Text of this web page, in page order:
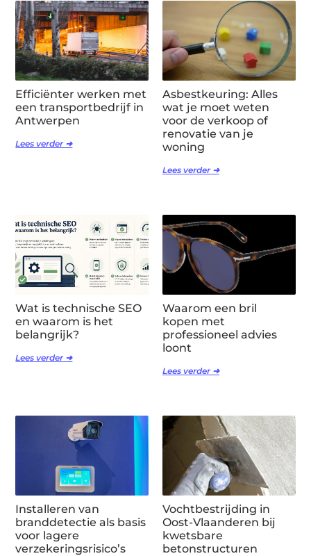
Efficiënter werken met
een transportbedrijf in
Antwerpen
Lees verder ➜
Asbestkeuring: Alles
wat je moet weten
voor de verkoop of
renovatie van je
woning
Lees verder ➜
Wat is technische SEO
en waarom is het
belangrijk?
Lees verder ➜
Waarom een bril
kopen met
professioneel advies
loont
Lees verder ➜
Installeren van
branddetectie als basis
voor lagere
verzekeringsrisico’s
Vochtbestrijding in
Oost-Vlaanderen bij
kwetsbare
betonstructuren